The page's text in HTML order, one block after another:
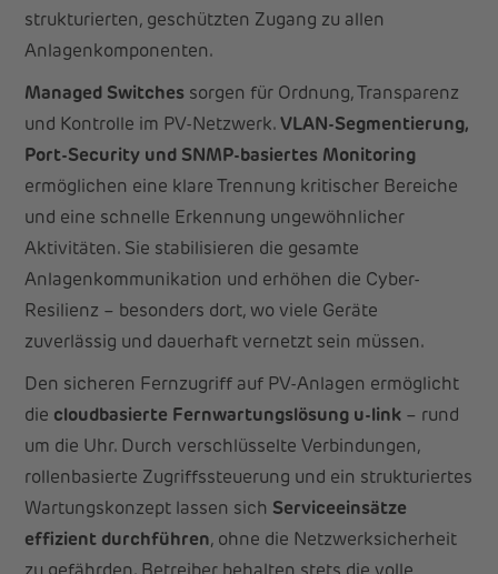
strukturierten, geschützten Zugang zu allen
Anlagenkomponenten.
Managed Switches sorgen für Ordnung, Transparenz
und Kontrolle im PV-Netzwerk. VLAN-Segmentierung,
Port-Security und SNMP-basiertes Monitoring
ermöglichen eine klare Trennung kritischer Bereiche
und eine schnelle Erkennung ungewöhnlicher
Aktivitäten. Sie stabilisieren die gesamte
Anlagenkommunikation und erhöhen die Cyber-
Resilienz – besonders dort, wo viele Geräte
zuverlässig und dauerhaft vernetzt sein müssen.
Den sicheren Fernzugriff auf PV-Anlagen ermöglicht
die cloudbasierte Fernwartungslösung u-link – rund
um die Uhr. Durch verschlüsselte Verbindungen,
rollenbasierte Zugriffssteuerung und ein strukturiertes
Wartungskonzept lassen sich Serviceeinsätze
effizient durchführen, ohne die Netzwerksicherheit